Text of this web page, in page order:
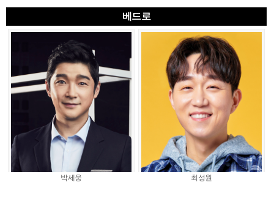
베드로
박세웅 최성원